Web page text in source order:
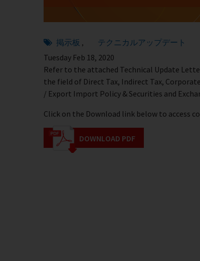
掲示板 ,
テクニカルアップデート
Tuesday Feb 18, 2020
Refer to the attached Technical Update
the field of Direct Tax, Indirect Tax,
/ Export Import Policy & Securities and
Click on the Download link below to access
DOWNLOAD PDF